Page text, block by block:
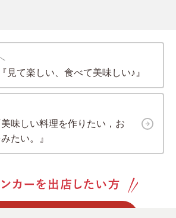
見て楽しい、食べて美味しい♪』
味しい料理を作りたい，お
たい。』